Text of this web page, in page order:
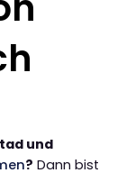
und
? Dann bist